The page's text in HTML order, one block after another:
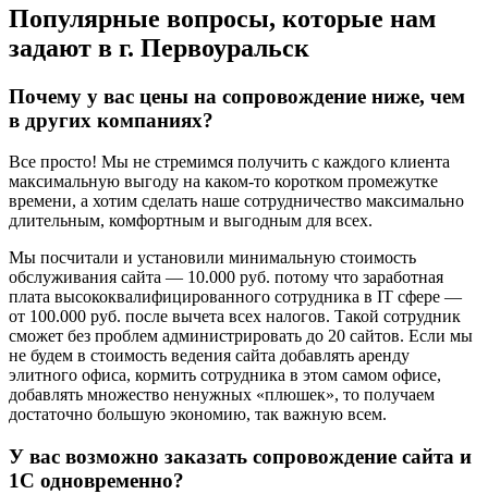
Популярные вопросы, которые нам
задают в г. Первоуральск
Почему у вас цены на сопровождение ниже, чем
в других компаниях?
Все просто! Мы не стремимся получить с каждого клиента
максимальную выгоду на каком-то коротком промежутке
времени, а хотим сделать наше сотрудничество максимально
длительным, комфортным и выгодным для всех.
Мы посчитали и установили минимальную стоимость
обслуживания сайта — 10.000 руб. потому что заработная
плата высококвалифицированного сотрудника в IT сфере —
от 100.000 руб. после вычета всех налогов. Такой сотрудник
сможет без проблем администрировать до 20 сайтов. Если мы
не будем в стоимость ведения сайта добавлять аренду
элитного офиса, кормить сотрудника в этом самом офисе,
добавлять множество ненужных «плюшек», то получаем
достаточно большую экономию, так важную всем.
У вас возможно заказать сопровождение сайта и
1С одновременно?